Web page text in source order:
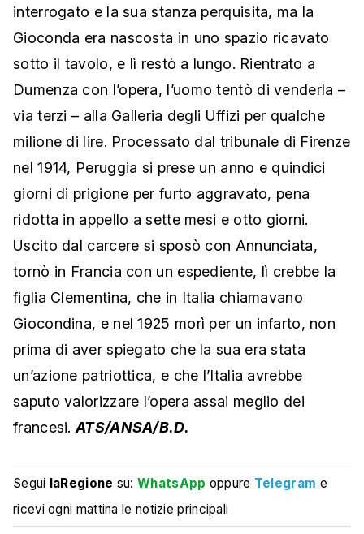
interrogato e la sua stanza perquisita, ma la
Gioconda era nascosta in uno spazio ricavato
sotto il tavolo, e lì restò a lungo. Rientrato a
Dumenza con l’opera, l’uomo tentò di venderla –
via terzi – alla Galleria degli Uffizi per qualche
milione di lire. Processato dal tribunale di Firenze
nel 1914, Peruggia si prese un anno e quindici
giorni di prigione per furto aggravato, pena
ridotta in appello a sette mesi e otto giorni.
Uscito dal carcere si sposò con Annunciata,
tornò in Francia con un espediente, lì crebbe la
figlia Clementina, che in Italia chiamavano
Giocondina, e nel 1925 morì per un infarto, non
prima di aver spiegato che la sua era stata
un’azione patriottica, e che l’Italia avrebbe
saputo valorizzare l’opera assai meglio dei
francesi.ATS/ANSA/B.D.
Segui laRegione su:WhatsApp oppure Telegram e
ricevi ogni mattina le notizie principali